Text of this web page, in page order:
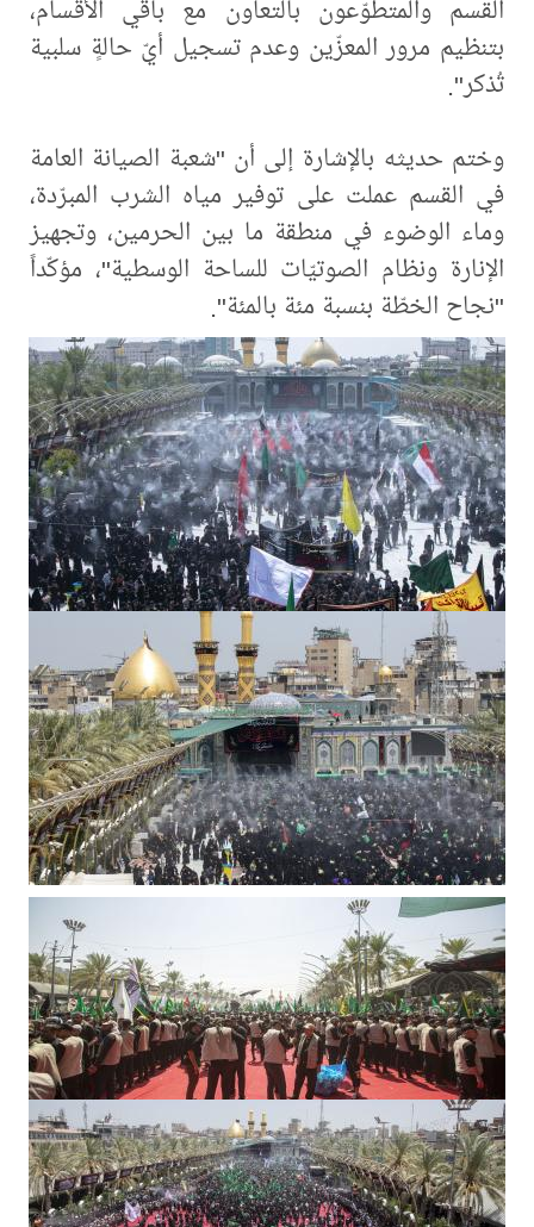
القسم والمتطوّعون بالتعاون مع باقي الأقسام،
بتنظيم مرور المعزّين وعدم تسجيل أيّ حالةٍ سلبية
تُذكر".
وختم حديثه بالإشارة إلى أن "شعبة الصيانة العامة
في القسم عملت على توفير مياه الشرب المبرّدة،
وماء الوضوء في منطقة ما بين الحرمين، وتجهيز
الإنارة ونظام الصوتيّات للساحة الوسطية"، مؤكّداً
"نجاح الخطّة بنسبة مئة بالمئة".